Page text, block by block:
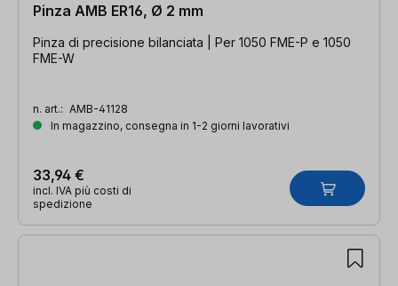
Pinza AMB ER16, Ø 2 mm
Pinza di precisione bilanciata | Per 1050 FME-P e 1050
FME-W
n. art.: AMB-41128
In magazzino, consegna in 1-2 giorni lavorativi
33,94 €
incl. IVA più costi di
spedizione